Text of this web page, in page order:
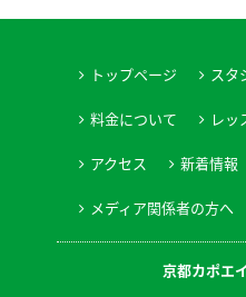
トップページ スタ
料金について レッ
アクセス 新着情報
メディア関係者の方へ
京都カポエ